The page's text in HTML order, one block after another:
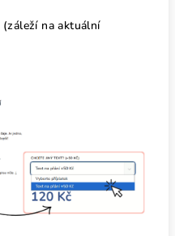
(záleží na aktuální